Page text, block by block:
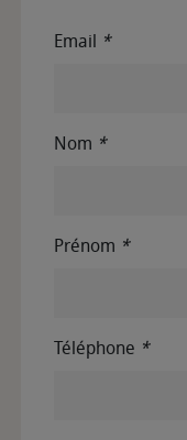
Email *
Nom *
Prénom *
Téléphone *